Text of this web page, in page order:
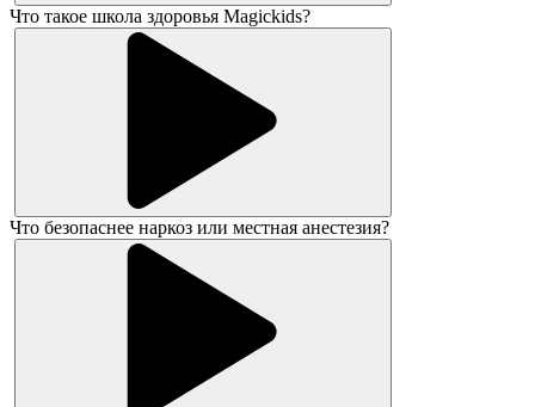
Что такое школа здоровья Magickids?
Что безопаснее наркоз или местная анестезия?